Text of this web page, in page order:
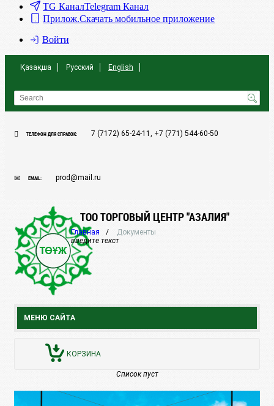
TG КаналTelegram Канал
Прилож.Скачать мобильное приложение
Войти
Қазақша Русский English
ТЕЛЕФОН ДЛЯ СПРАВОК: 7 (7172) 65-24-11, +7 (771) 544-60-50
EMAIL: prod@mail.ru
ТОО ТОРГОВЫЙ ЦЕНТР "АЗАЛИЯ"
МЕНЮ САЙТА
КОРЗИНА
Главная
Документы
введите текст
Список пуст